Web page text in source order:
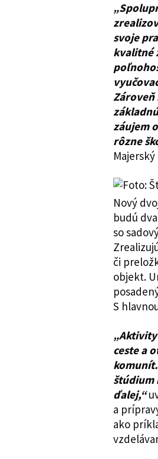
svoje
kvalitné
Zároveň
záujem
rôzne
Nový
budú
so
či
objekt.
S
ceste a
štúdium
ďalej,“
a
ako